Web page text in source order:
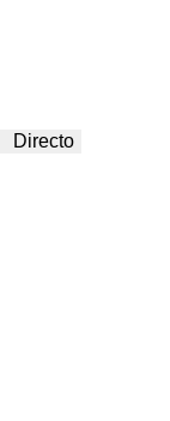
Directo